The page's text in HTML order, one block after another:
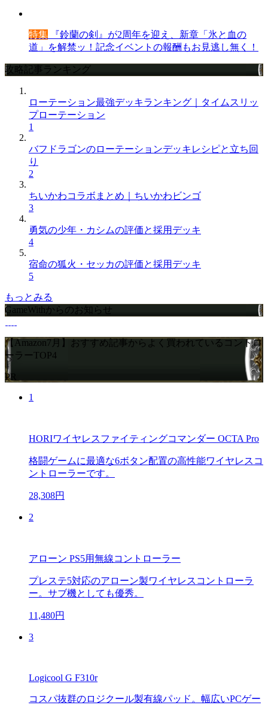
特集 『鈴蘭の剣』が2周年を迎え、新章「氷と血の
道」を解禁ッ！記念イベントの報酬もお見逃し無く！
攻略記事ランキング
ローテーション最強デッキランキング｜タイムスリッ
プローテーション
1
バフドラゴンのローテーションデッキレシピと立ち回
り
2
ちいかわコラボまとめ｜ちいかわビンゴ
3
勇気の少年・カシムの評価と採用デッキ
4
宿命の狐火・セッカの評価と採用デッキ
5
もっとみる
GameWithからのお知らせ
【Amazon7月】おすすめ記事からよく買われているコントロ
ーラーTOP4
PR
1
HORIワイヤレスファイティングコマンダー OCTA Pro
格闘ゲームに最適な6ボタン配置の高性能ワイヤレスコ
ントローラーです。
28,308円
2
アローン PS5用無線コントローラー
プレステ5対応のアローン製ワイヤレスコントローラ
ー。サブ機としても優秀。
11,480円
3
Logicool G F310r
コスパ抜群のロジクール製有線パッド。幅広いPCゲー